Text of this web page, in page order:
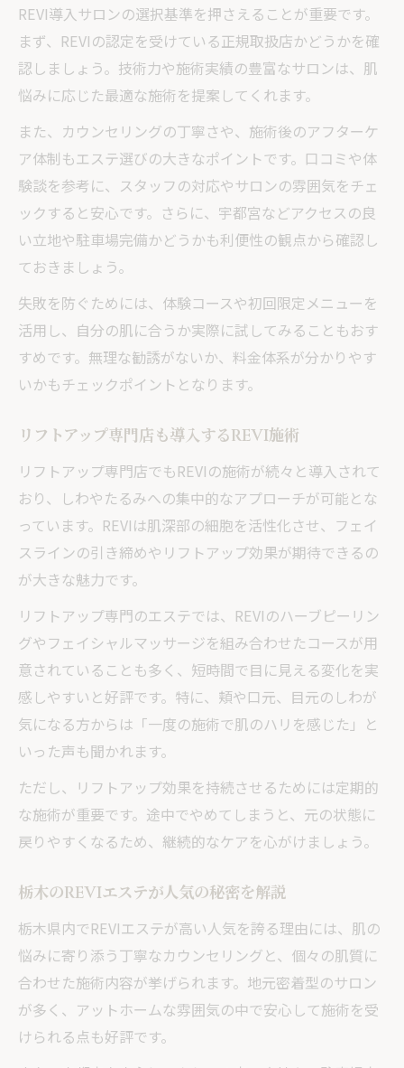
REVI導入サロンの選択基準を押さえることが重要です。
まず、REVIの認定を受けている正規取扱店かどうかを確
認しましょう。技術力や施術実績の豊富なサロンは、肌
悩みに応じた最適な施術を提案してくれます。
また、カウンセリングの丁寧さや、施術後のアフターケ
ア体制もエステ選びの大きなポイントです。口コミや体
験談を参考に、スタッフの対応やサロンの雰囲気をチェ
ックすると安心です。さらに、宇都宮などアクセスの良
い立地や駐車場完備かどうかも利便性の観点から確認し
ておきましょう。
失敗を防ぐためには、体験コースや初回限定メニューを
活用し、自分の肌に合うか実際に試してみることもおす
すめです。無理な勧誘がないか、料金体系が分かりやす
いかもチェックポイントとなります。
リフトアップ専門店も導入するREVI施術
リフトアップ専門店でもREVIの施術が続々と導入されて
おり、しわやたるみへの集中的なアプローチが可能とな
っています。REVIは肌深部の細胞を活性化させ、フェイ
スラインの引き締めやリフトアップ効果が期待できるの
が大きな魅力です。
リフトアップ専門のエステでは、REVIのハーブピーリン
グやフェイシャルマッサージを組み合わせたコースが用
意されていることも多く、短時間で目に見える変化を実
感しやすいと好評です。特に、頬や口元、目元のしわが
気になる方からは「一度の施術で肌のハリを感じた」と
いった声も聞かれます。
ただし、リフトアップ効果を持続させるためには定期的
な施術が重要です。途中でやめてしまうと、元の状態に
戻りやすくなるため、継続的なケアを心がけましょう。
栃木のREVIエステが人気の秘密を解説
栃木県内でREVIエステが高い人気を誇る理由には、肌の
悩みに寄り添う丁寧なカウンセリングと、個々の肌質に
合わせた施術内容が挙げられます。地元密着型のサロン
が多く、アットホームな雰囲気の中で安心して施術を受
けられる点も好評です。